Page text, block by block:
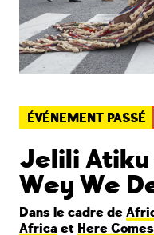
ÉVÉNEMENT PASSÉ
Jelili Atiku
Wey We
Dans le cadre de
Africa et Here